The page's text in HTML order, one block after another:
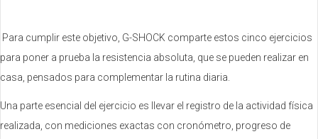
Para cumplir este objetivo, G-SHOCK comparte estos cinco ejercicios
para poner a prueba la resistencia absoluta, que se pueden realizar en
casa, pensados para complementar la rutina diaria.
Una parte esencial del ejercicio es llevar el registro de la actividad física
realizada, con mediciones exactas con cronómetro, progreso de